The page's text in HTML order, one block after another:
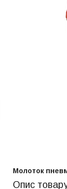
Молоток
Опис